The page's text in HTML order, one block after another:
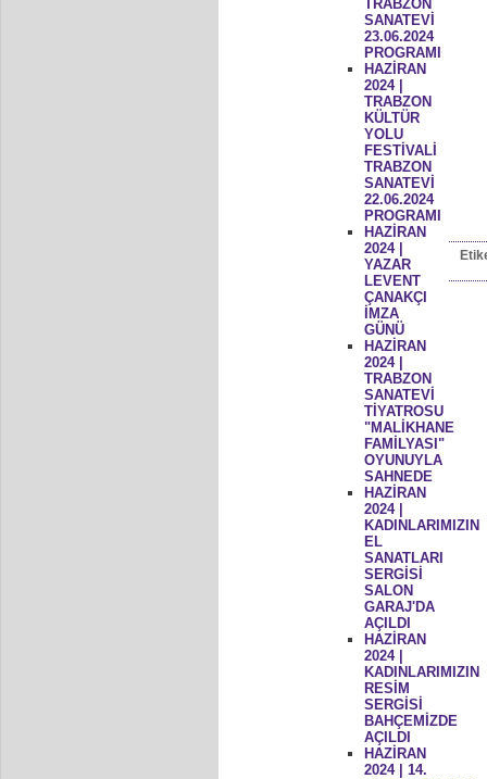
TRABZON
SANATEVİ
23.06.2024
PROGRAMI
HAZİRAN
2024 |
TRABZON
KÜLTÜR
YOLU
FESTİVALİ
TRABZON
SANATEVİ
22.06.2024
PROGRAMI
HAZİRAN
2024 |
YAZAR
LEVENT
ÇANAKÇI
İMZA
GÜNÜ
HAZİRAN
2024 |
TRABZON
SANATEVİ
TİYATROSU
"MALİKHANE
FAMİLYASI"
OYUNUYLA
SAHNEDE
HAZİRAN
2024 |
KADINLARIMIZIN
EL
SANATLARI
SERGİSİ
SALON
GARAJ'DA
AÇILDI
HAZİRAN
2024 |
KADINLARIMIZIN
RESİM
SERGİSİ
BAHÇEMİZDE
AÇILDI
HAZİRAN
2024 | 14.